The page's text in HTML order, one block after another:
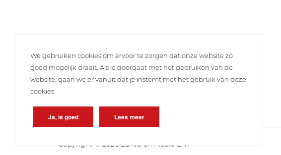
Copyright © 2026 Lunteren Media B.V.
We gebruiken cookies om ervoor te zorgen dat onze website zo
goed mogelijk draait. Als je doorgaat met het gebruiken van de
website, gaan we er vanuit dat je instemt met het gebruik van deze
cookies.
Ja, is goed Lees meer